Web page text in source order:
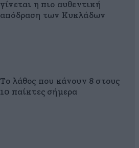
γίνεται η πιο αυθεντική
απόδραση των Κυκλάδων
Το λάθος που κάνουν 8 στους
10 παίκτες σήμερα